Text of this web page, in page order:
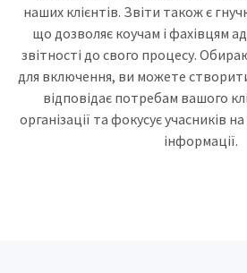
наших клієнтів. Звіти також є
що дозволяє коучам і фахівцям
звітності до свого процесу.
для включення, ви можете
відповідає потребам вашого
організації та фокусує учасників
інформації.